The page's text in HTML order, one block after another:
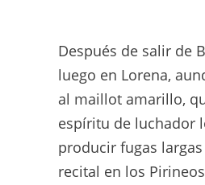
Después de salir de
luego en Lorena,
al maillot amarillo,
espíritu de luchador
producir fugas
recital en los